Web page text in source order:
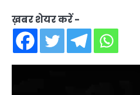
ख़बर शेयर करें -